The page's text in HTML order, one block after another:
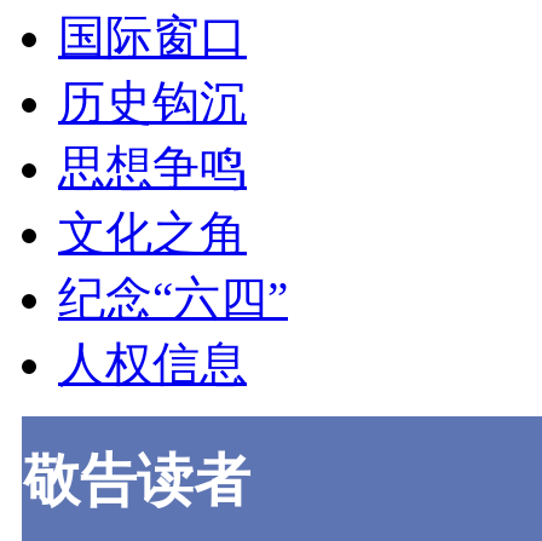
国际窗口
历史钩沉
思想争鸣
文化之角
纪念“六四”
人权信息
敬告读者